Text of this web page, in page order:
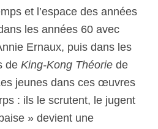
et l’espace des années
les années 60 avec
Ernaux, puis dans les
de King-Kong Théorie de
jeunes dans ces œuvres
: ils le scrutent, le jugent
» devient une